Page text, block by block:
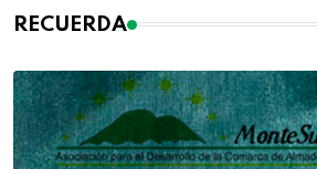
RECUERDA